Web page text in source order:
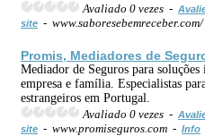
Avaliado 0 vezes -
site -
Promis, Mediadores de
Mediador de Seguros para soluções
empresa e família. Especialistas
estrangeiros em Portugal.
Avaliado 0 vezes -
site - www.promiseguros.com - Info